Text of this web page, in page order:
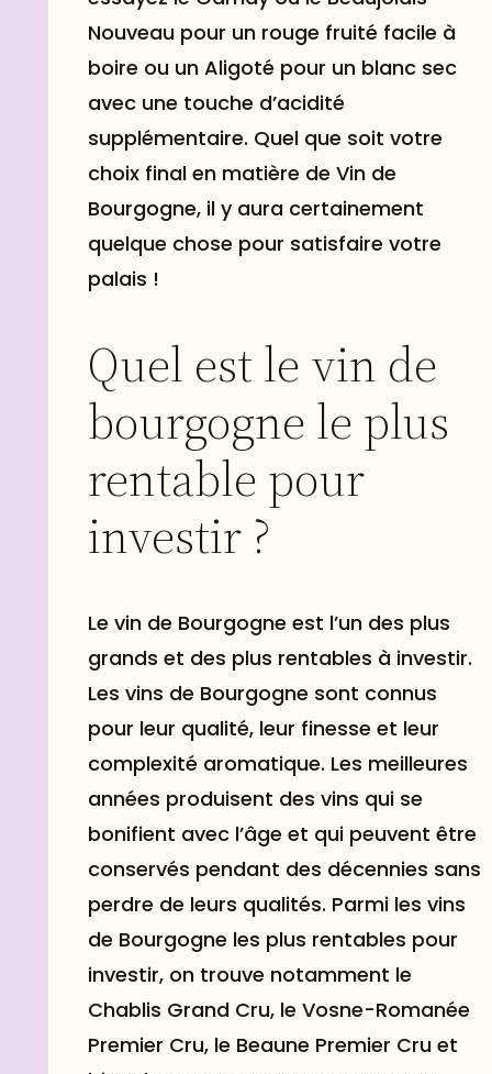
Nouveau pour un rouge fruité facile à
boire ou un Aligoté pour un blanc sec
avec une touche d’acidité
supplémentaire. Quel que soit votre
choix final en matière de Vin de
Bourgogne, il y aura certainement
quelque chose pour satisfaire votre
palais !
Quel est le vin de
bourgogne le plus
rentable pour
investir ?
Le vin de Bourgogne est l’un des plus
grands et des plus rentables à investir.
Les vins de Bourgogne sont connus
pour leur qualité, leur finesse et leur
complexité aromatique. Les meilleures
années produisent des vins qui se
bonifient avec l’âge et qui peuvent être
conservés pendant des décennies sans
perdre de leurs qualités. Parmi les vins
de Bourgogne les plus rentables pour
investir, on trouve notamment le
Chablis Grand Cru, le Vosne-Romanée
Premier Cru, le Beaune Premier Cru et